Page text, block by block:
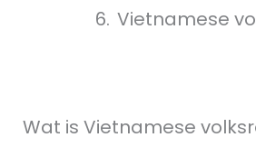
Vietnamese
Wat is Vietnamese